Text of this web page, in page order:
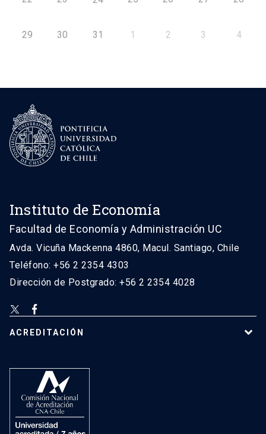
29 30 31 1 2 3 4
Instituto de Economía
Facultad de Economía y Administración UC
Avda. Vicuña Mackenna 4860, Macul. Santiago, Chile
Teléfono: +56 2 2354 4303
Dirección de Postgrado: +56 2 2354 4028
ACREDITACIÓN